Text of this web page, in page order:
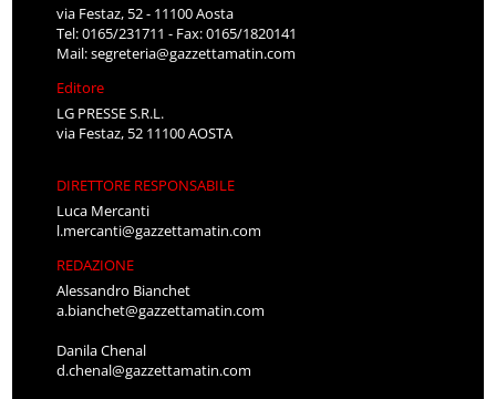
via Festaz, 52 - 11100 Aosta
Tel: 0165/231711 - Fax: 0165/1820141
Mail:segreteria@gazzettamatin.com
Editore
LG PRESSE S.R.L.
via Festaz, 52 11100 AOSTA
DIRETTORE RESPONSABILE
Luca Mercanti
l.mercanti@gazzettamatin.com
REDAZIONE
Alessandro Bianchet
a.bianchet@gazzettamatin.com
Danila Chenal
d.chenal@gazzettamatin.com